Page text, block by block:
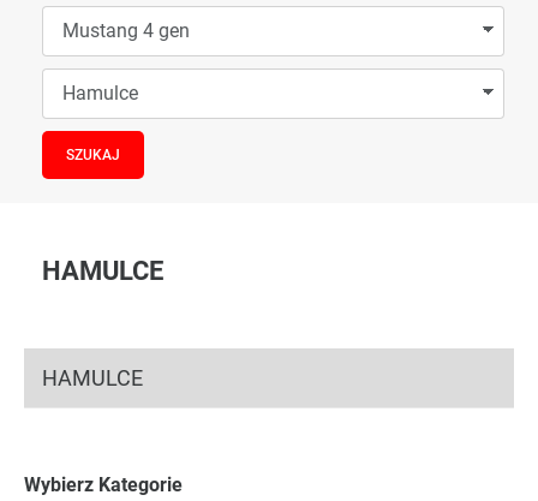
HAMULCE
HAMULCE
Wybierz Kategorie